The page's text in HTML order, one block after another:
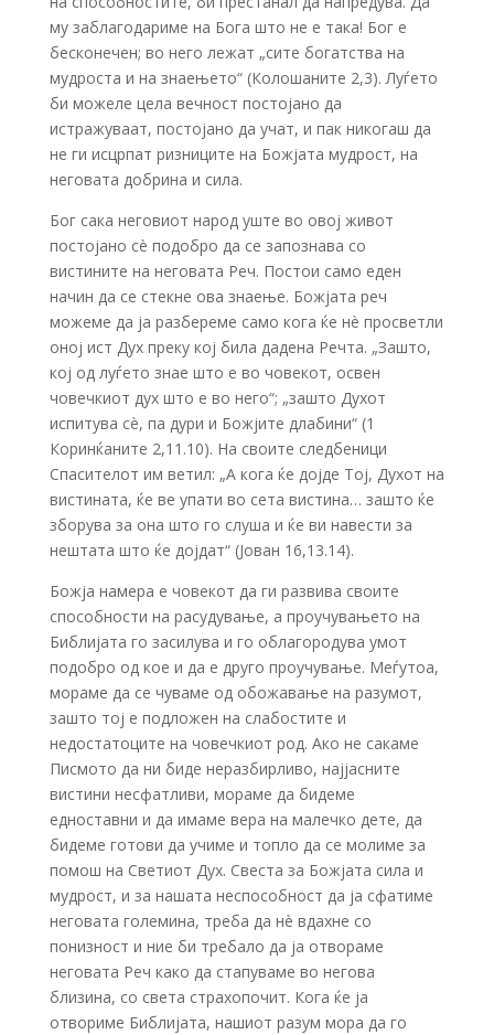
му заблагодариме на Бога што не е така! Бог е
бесконечен; во него лежат „сите богатства на
мудроста и на знаењето“ (Колошаните 2,3). Луѓето
би можеле цела вечност постојано да
истражуваат, постојано да учат, и пак никогаш да
не ги исцрпат ризниците на Божјата мудрост, на
неговата добрина и сила.
Бог сака неговиот народ уште во овој живот
постојано сè подобро да се запознава со
вистините на неговата Реч. Постои само еден
начин да се стекне ова знаење. Божјата реч
можеме да ја разбереме само кога ќе нè просветли
оној ист Дух преку кој била дадена Речта. „Зашто,
кој од луѓето знае што е во човекот, освен
човечкиот дух што е во него“; „зашто Духот
испитува сè, па дури и Божјите длабини“ (1
Коринќаните 2,11.10). На своите следбеници
Спасителот им ветил: „А кога ќе дојде Тој, Духот на
вистината, ќе ве упати во сета вистина… зашто ќе
зборува за она што го слуша и ќе ви навести за
нештата што ќе дојдат“ (Јован 16,13.14).
Божја намера е човекот да ги развива своите
способности на расудување, а проучувањето на
Библијата го засилува и го облагородува умот
подобро од кое и да е друго проучување. Меѓутоа,
мораме да се чуваме од обожавање на разумот,
зашто тој е подложен на слабостите и
недостатоците на човечкиот род. Ако не сакаме
Писмото да ни биде неразбирливо, најјасните
вистини несфатливи, мораме да бидеме
едноставни и да имаме вера на малечко дете, да
бидеме готови да учиме и топло да се молиме за
помош на Светиот Дух. Свеста за Божјата сила и
мудрост, и за нашата неспособност да ја сфатиме
неговата големина, треба да нè вдахне со
понизност и ние би требало да ја отвораме
неговата Реч како да стапуваме во негова
близина, со света страхопочит. Кога ќе ја
отвориме Библијата, нашиот разум мора да го